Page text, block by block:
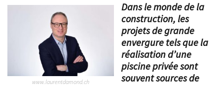
www.laurentdamond.ch
Dans le monde de la
construction, les
projets de grande
envergure tels que la
réalisation d’une
piscine privée sont
souvent sources de